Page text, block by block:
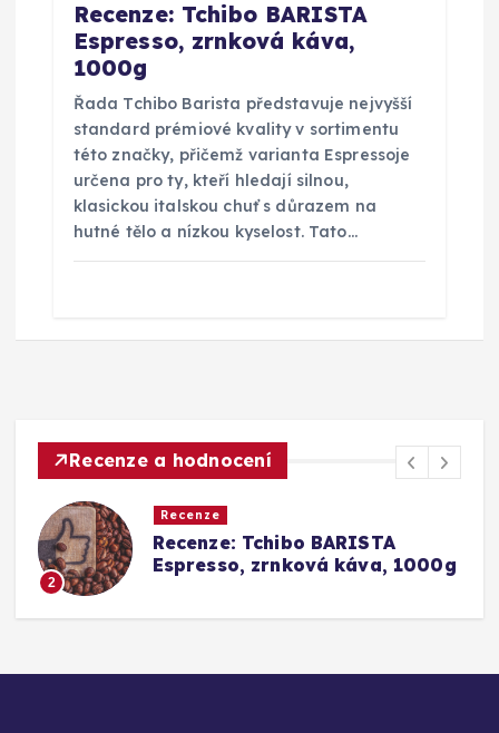
Recenze: Tchibo BARISTA
Espresso, zrnková káva,
1000g
Řada Tchibo Barista představuje nejvyšší
standard prémiové kvality v sortimentu
této značky, přičemž varianta Espressoje
určena pro ty, kteří hledají silnou,
klasickou italskou chuť s důrazem na
hutné tělo a nízkou kyselost. Tato…
Recenze a hodnocení
3
Recenze
Srovnání a recenze: Tchibo
Barista Caffè Crema vs.